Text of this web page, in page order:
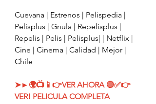
Cuevana | Estrenos | Pelispedia |
Pelisplus | Gnula | Repelisplus |
Repelis | Pelis | Pelisplus| | Netflix |
Cine | Cinema | Calidad | Mejor |
Chile
➤►🌍📺📱👉VER AHORA 🔴✅👉
VER! PELICULA COMPLETA